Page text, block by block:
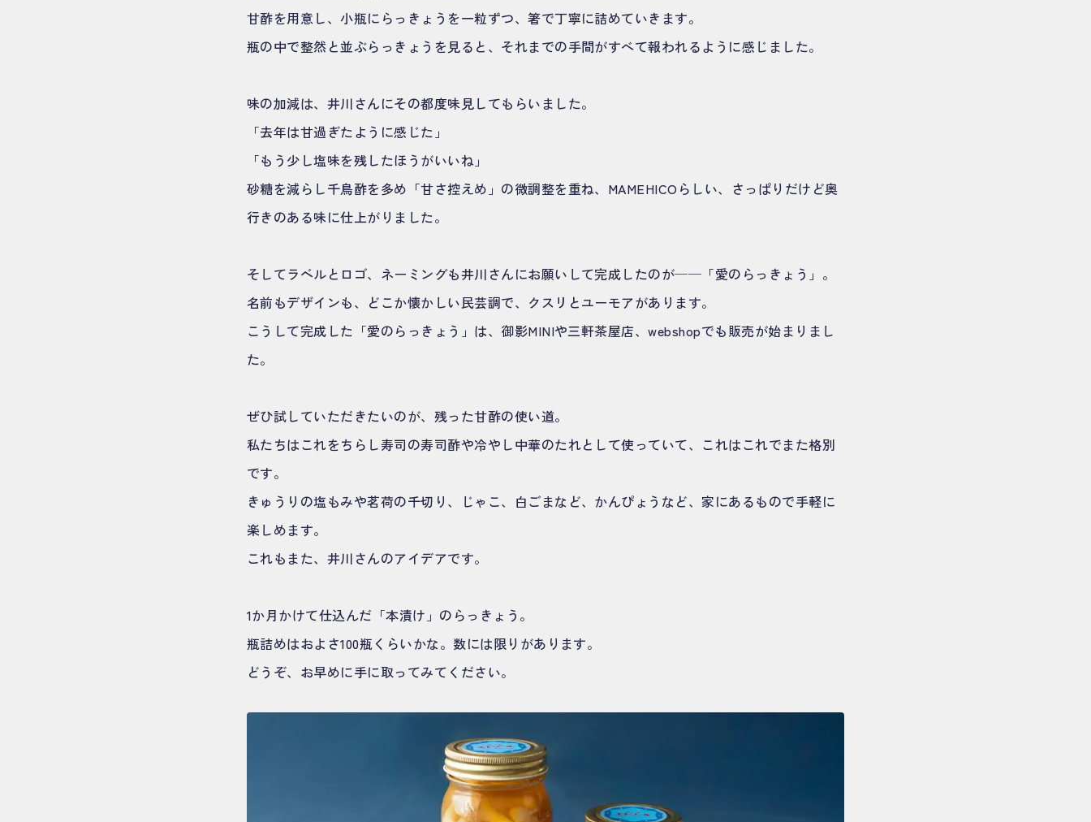
甘酢を用意し、小瓶にらっきょうを一粒ずつ、箸で丁寧に詰めていきます。
瓶の中で整然と並ぶらっきょうを見ると、それまでの手間がすべて報われるように感じました。
味の加減は、井川さんにその都度味見してもらいました。
「去年は甘過ぎたように感じた」
「もう少し塩味を残したほうがいいね」
砂糖を減らし千鳥酢を多め「甘さ控えめ」の微調整を重ね、MAMEHICOらしい、さっぱりだけど奥
行きのある味に仕上がりました。
そしてラベルとロゴ、ネーミングも井川さんにお願いして完成したのが──「愛のらっきょう」。
名前もデザインも、どこか懐かしい民芸調で、クスリとユーモアがあります。
こうして完成した「愛のらっきょう」は、御影MINIや三軒茶屋店、webshopでも販売が始まりまし
た。
ぜひ試していただきたいのが、残った甘酢の使い道。
私たちはこれをちらし寿司の寿司酢や冷やし中華のたれとして使っていて、これはこれでまた格別
です。
きゅうりの塩もみや茗荷の千切り、じゃこ、白ごまなど、かんぴょうなど、家にあるもので手軽に
楽しめます。
これもまた、井川さんのアイデアです。
1か月かけて仕込んだ「本漬け」のらっきょう。
瓶詰めはおよさ100瓶くらいかな。数には限りがあります。
どうぞ、お早めに手に取ってみてください。